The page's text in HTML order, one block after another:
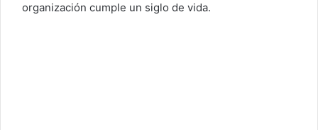
organización cumple un siglo de vida.